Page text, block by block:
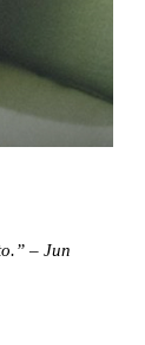
– Jun